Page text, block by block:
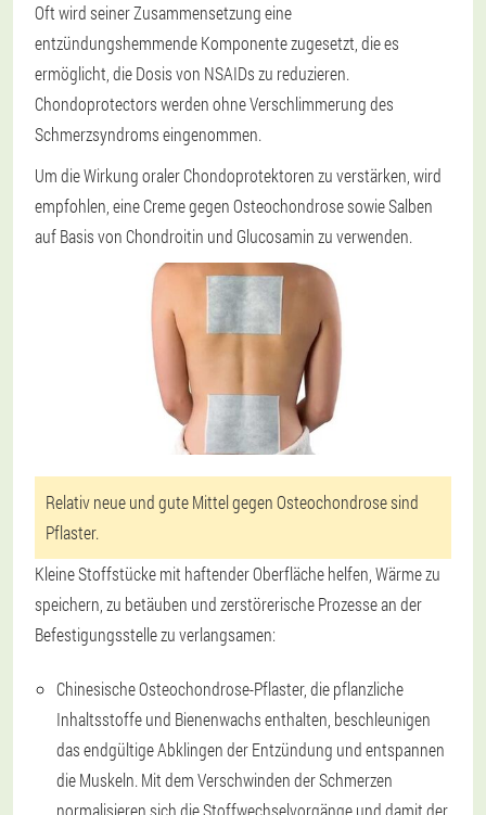
Oft wird seiner Zusammensetzung eine
entzündungshemmende Komponente zugesetzt, die es
ermöglicht, die Dosis von NSAIDs zu reduzieren.
Chondoprotectors werden ohne Verschlimmerung des
Schmerzsyndroms eingenommen.
Um die Wirkung oraler Chondoprotektoren zu verstärken, wird
empfohlen, eine Creme gegen Osteochondrose sowie Salben
auf Basis von Chondroitin und Glucosamin zu verwenden.
Relativ neue und gute Mittel gegen Osteochondrose sind
Pflaster.
Kleine Stoffstücke mit haftender Oberfläche helfen, Wärme zu
speichern, zu betäuben und zerstörerische Prozesse an der
Befestigungsstelle zu verlangsamen:
Chinesische Osteochondrose-Pflaster, die pflanzliche
Inhaltsstoffe und Bienenwachs enthalten, beschleunigen
das endgültige Abklingen der Entzündung und entspannen
die Muskeln. Mit dem Verschwinden der Schmerzen
normalisieren sich die Stoffwechselvorgänge und damit der